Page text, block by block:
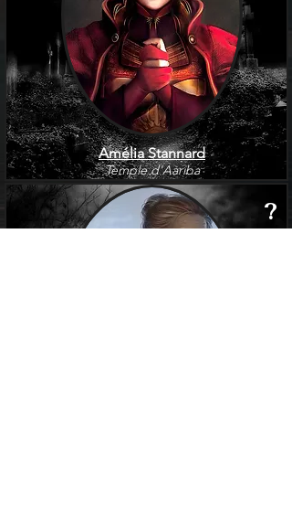
Amélia Stannard
Temple d'Aariba
?